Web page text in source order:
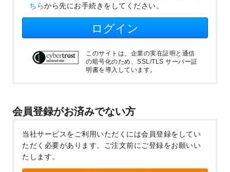
ちらから先にお手続きをしてください。
ログイン
このサイトは、企業の実在証明と通信
の暗号化のため、SSL/TLS サーバー証
明書を導入しています。
会員登録がお済みでない方
当社サービスをご利用いただくには会員登録をしてい
ただく必要があります。
ご注文前にご登録をお願いい
たします。